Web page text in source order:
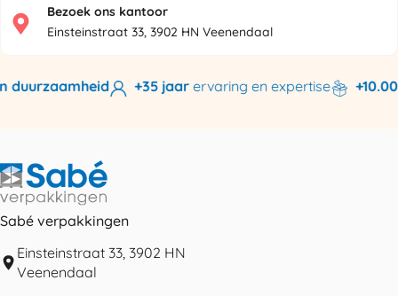
Bezoek ons kantoor
Einsteinstraat 33, 3902 HN Veenendaal
+35 jaarervaring en expertise
Sabé verpakkingen
Einsteinstraat 33, 3902 HN
Veenendaal